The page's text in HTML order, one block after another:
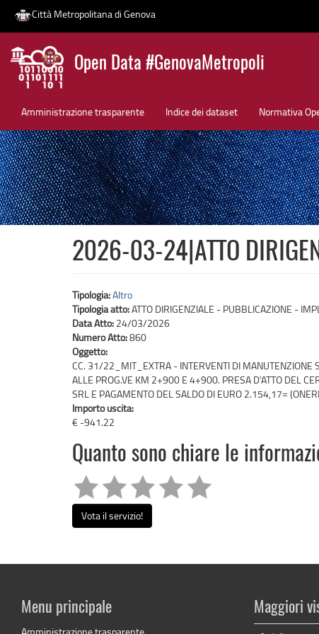
Salta
contenuto
Città Metropolitana di Genova
Open Data #GenovaMetropoli
Amministrazione trasparente Indice dei dataset Normativa
News
2026-03-24|ATTO
Tipologia:Altro
Tipologia atto:ATTO DIRIGENZIALE - PUBBLICAZIONE -
Data Atto: 24/03/2026
Numero Atto:860
Oggetto:
CC. 31/22_MIT_EXTRA - INTERVENTI DI MANUTENZIONE
ALLE PROG.VE KM 2+900 E 4+900. PRESA D'ATTO DEL
SRL E PAGAMENTO DEL SALDO DI EURO 2.154,17=
Importo uscita:
€ -941.22
Quanto sono chiare le
Vota il servizio!
Menu principale
Amministrazione trasparente
Maggiori